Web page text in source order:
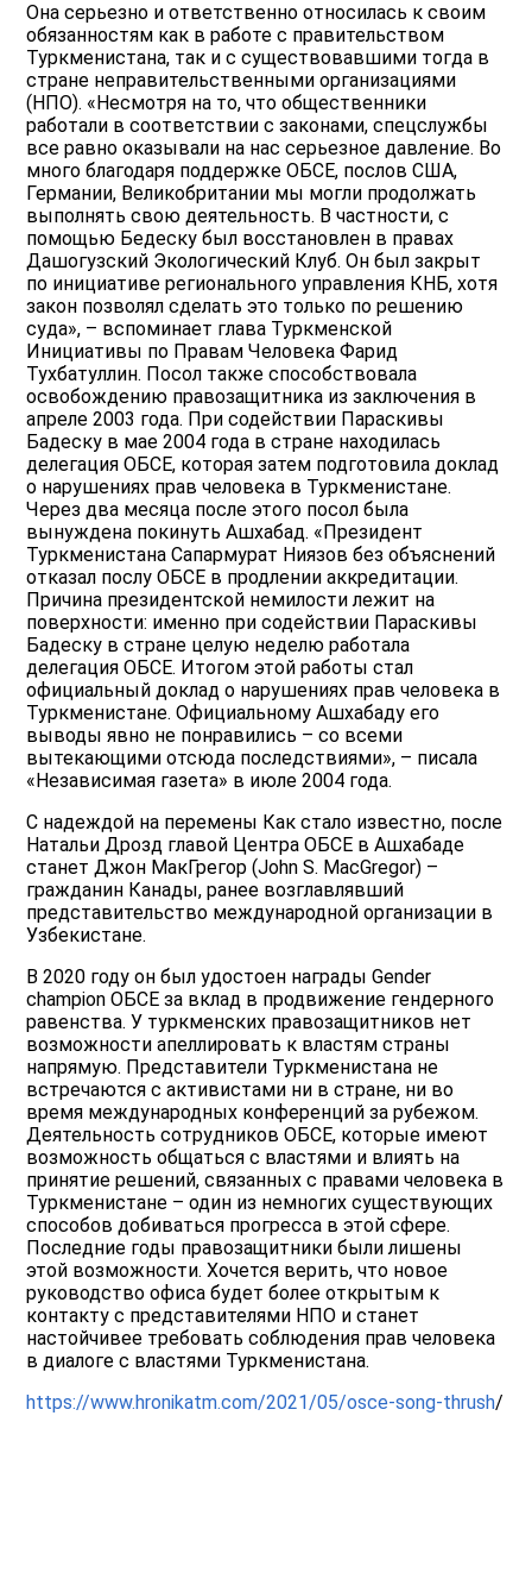
Она серьезно и ответственно относилась к своим
обязанностям как в работе с правительством
Туркменистана, так и с существовавшими тогда в
стране неправительственными организациями
(НПО). «Несмотря на то, что общественники
работали в соответствии с законами, спецслужбы
все равно оказывали на нас серьезное давление. Во
много благодаря поддержке ОБСЕ, послов США,
Германии, Великобритании мы могли продолжать
выполнять свою деятельность. В частности, с
помощью Бедеску был восстановлен в правах
Дашогузский Экологический Клуб. Он был закрыт
по инициативе регионального управления КНБ, хотя
закон позволял сделать это только по решению
суда», – вспоминает глава Туркменской
Инициативы по Правам Человека Фарид
Тухбатуллин. Посол также способствовала
освобождению правозащитника из заключения в
апреле 2003 года. При содействии Параскивы
Бадеску в мае 2004 года в стране находилась
делегация ОБСЕ, которая затем подготовила доклад
о нарушениях прав человека в Туркменистане.
Через два месяца после этого посол была
вынуждена покинуть Ашхабад. «Президент
Туркменистана Сапармурат Ниязов без объяснений
отказал послу ОБСЕ в продлении аккредитации.
Причина президентской немилости лежит на
поверхности: именно при содействии Параскивы
Бадеску в стране целую неделю работала
делегация ОБСЕ. Итогом этой работы стал
официальный доклад о нарушениях прав человека в
Туркменистане. Официальному Ашхабаду его
выводы явно не понравились – со всеми
вытекающими отсюда последствиями», – писала
«Независимая газета» в июле 2004 года.
С надеждой на перемены Как стало известно, после
Натальи Дрозд главой Центра ОБСЕ в Ашхабаде
станет Джон МакГрегор (John S. MacGregor) –
гражданин Канады, ранее возглавлявший
представительство международной организации в
Узбекистане.
В 2020 году он был удостоен награды Gender
champion ОБСЕ за вклад в продвижение гендерного
равенства. У туркменских правозащитников нет
возможности апеллировать к властям страны
напрямую. Представители Туркменистана не
встречаются с активистами ни в стране, ни во
время международных конференций за рубежом.
Деятельность сотрудников ОБСЕ, которые имеют
возможность общаться с властями и влиять на
принятие решений, связанных с правами человека в
Туркменистане – один из немногих существующих
способов добиваться прогресса в этой сфере.
Последние годы правозащитники были лишены
этой возможности. Хочется верить, что новое
руководство офиса будет более открытым к
контакту с представителями НПО и станет
настойчивее требовать соблюдения прав человека
в диалоге с властями Туркменистана.
https://www.hronikatm.com/2021/05/osce-song-thrush/